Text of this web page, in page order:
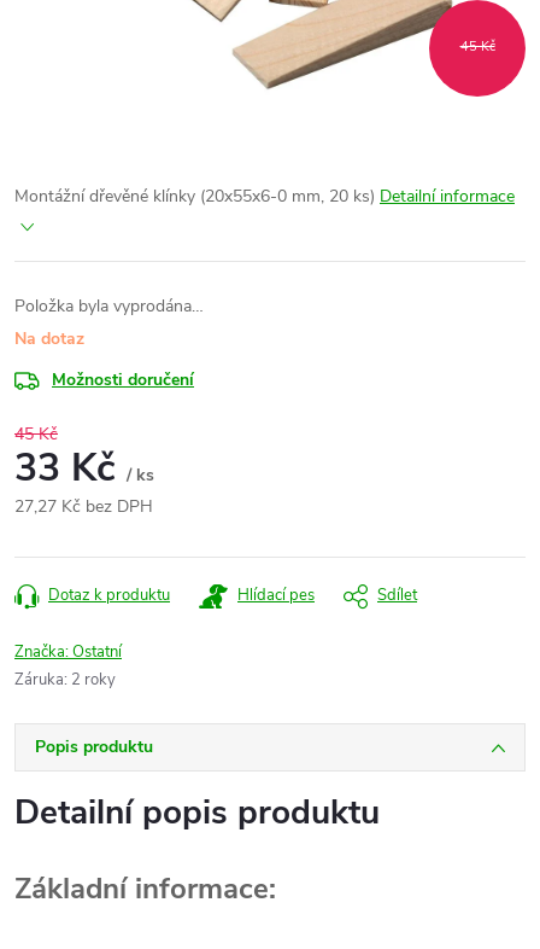
45 Kč
Montážní dřevěné klínky (20x55x6-0 mm, 20 ks) Detailní informace
Položka byla vyprodána…
Na dotaz
Možnosti doručení
45 Kč
33 Kč / ks
27,27 Kč bez DPH
cena:
Dotaz k produktu Hlídací pes Sdílet
Značka:Ostatní
Záruka: 2 roky
Popis produktu
Detailní popis produktu
Základní informace: